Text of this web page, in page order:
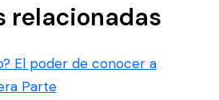
relacionadas